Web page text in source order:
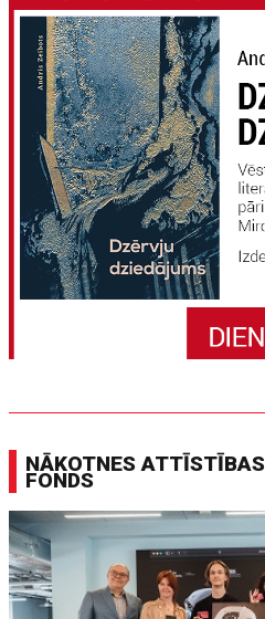
NĀKOTNES ATTĪSTĪBAS
FONDS